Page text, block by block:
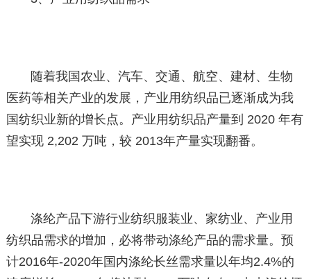
随着我国农业、汽车、交通、航空、建材、生物
医药等相关产业的发展，产业用纺织品已逐渐成为我
国纺织业新的增长点。产业用纺织品产量到 2020 年有
望实现 2,202 万吨，较 2013年产量实现翻番。
涤纶产品下游行业纺织服装业、家纺业、产业用
纺织品需求的增加，必将带动涤纶产品的需求量。预
计2016年-2020年国内涤纶长丝需求量以年均2.4%的